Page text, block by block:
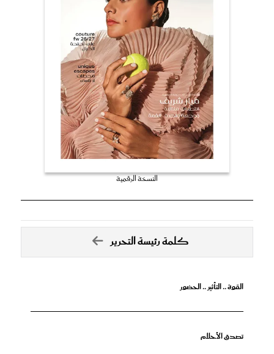
النسخة الرقمية
كلمة رئيسة التحرير
القوة .. التأثير .. الحضور
تصدق الأحلام